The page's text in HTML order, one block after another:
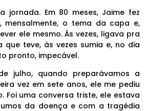
jornada. Em 80 meses, Jaime fez
mensalmente, o tema da capa e,
ele mesmo. Às vezes, ligava pra
teve, às vezes sumia e, no dia
pronto, impecável.
julho, quando preparávamos a
vez em sete anos, ele me pediu
Foi uma conversa triste, ele estava
da doença e com a tragédia